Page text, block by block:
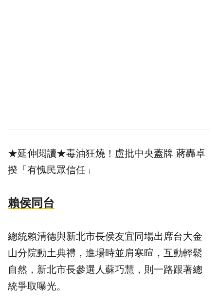
★延伸閱讀★毒油狂燒！盧批中央蓋牌 蔣轟卓
揆「有愧民眾信任」
賴侯同台
總統賴清德與新北市長侯友宜同場出席台大金
山分院動土典禮，進場時並肩寒暄，互動輕鬆
自然，新北市長參選人蘇巧慧，則一路跟著總
統爭取曝光。